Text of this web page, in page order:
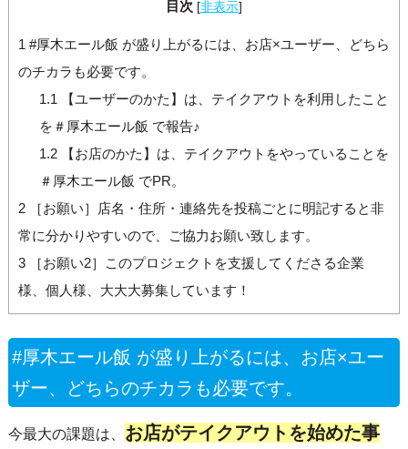
目次 [非表示]
1 #厚木エール飯 が盛り上がるには、お店×ユーザー、どちら
のチカラも必要です。
1.1 【ユーザーのかた】は、テイクアウトを利用したこと
を＃厚木エール飯 で報告♪
1.2【お店のかた】は、テイクアウトをやっていることを
＃厚木エール飯 でPR。
2［お願い］店名・住所・連絡先を投稿ごとに明記すると非
常に分かりやすいので、ご協力お願い致します。
3［お願い2］このプロジェクトを支援してくださる企業
様、個人様、大大大募集しています！
#厚木エール飯 が盛り上がるには、お店×ユー
ザー、どちらのチカラも必要です。
今最大の課題は、 お店がテイクアウトを始めた事